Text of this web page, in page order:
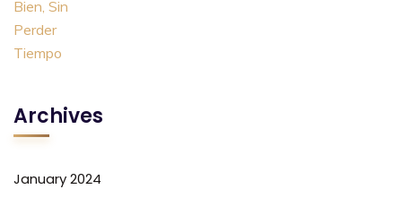
Archives
January 2024